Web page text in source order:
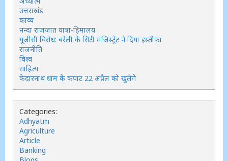
उत्तराखंड
काव्य
नन्दा राजजात यात्रा-हिमालय
यूजीसी विरोध: बरेली के सिटी मजिस्ट्रेट ने दिया इस्तीफा
राजनीति
विश्व
साहित्य
केदारनाथ धाम के कपाट 22 अप्रैल को खुलेंगे
Categories:
Adhyatm
Agriculture
Article
Banking